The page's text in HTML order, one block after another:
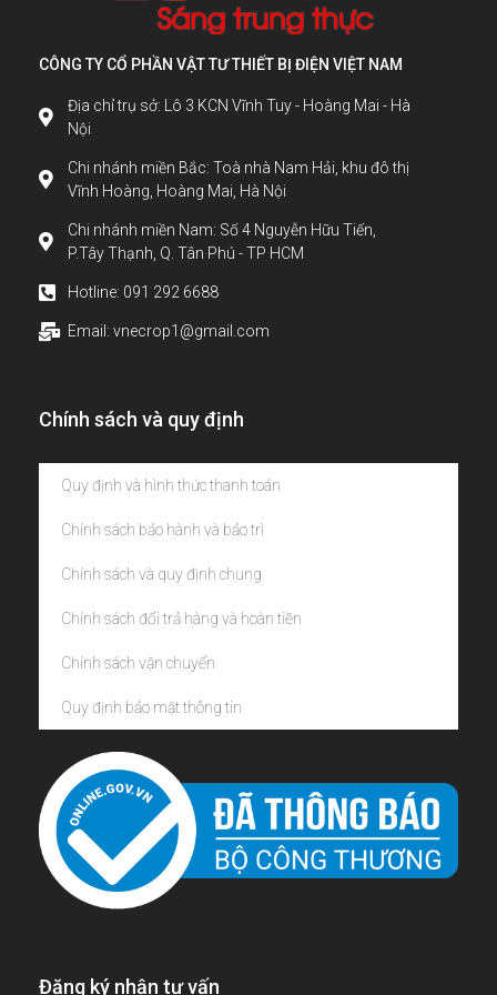
CÔNG TY CỔ PHẦN VẬT TƯ THIẾT BỊ ĐIỆN VIỆT NAM
Địa chỉ trụ sở: Lô 3 KCN Vĩnh Tuy - Hoàng Mai - Hà
Nội
Chi nhánh miền Bắc: Toà nhà Nam Hải, khu đô thị
Vĩnh Hoàng, Hoàng Mai, Hà Nội
Chi nhánh miền Nam: Số 4 Nguyễn Hữu Tiến,
P.Tây Thạnh, Q. Tân Phú - TP HCM
Hotline: 091 292 6688
Email: vnecrop1@gmail.com
Chính sách và quy định
Quy định và hình thức thanh toán
Chính sách bảo hành và bảo trì
Chính sách và quy định chung
Chính sách đổi trả hàng và hoàn tiền
Chính sách vận chuyển
Quy định bảo mật thông tin
Đăng ký nhận tư vấn